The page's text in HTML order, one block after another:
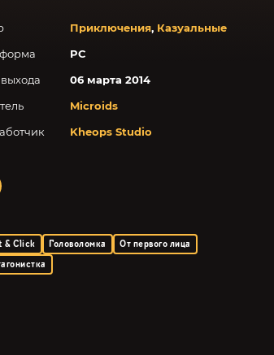
Приключения, Казуальные
PC
06 марта 2014
Microids
Kheops Studio
& Click Головоломка
От первого лица